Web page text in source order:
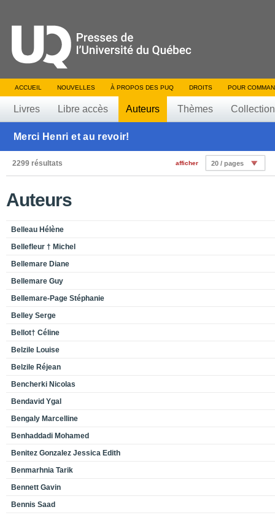
ACCUEIL NOUVELLES À PROPOS DES PUQ DROITS POUR
Livres Libre accès Auteurs Thèmes
Merci Henri et au revoir!
2299 résultats afficher 20 / pages
Auteurs
Belleau Hélène
Bellefleur † Michel
Bellemare Diane
Bellemare Guy
Bellemare-Page Stéphanie
Belley Serge
Bellot† Céline
Belzile Louise
Belzile Réjean
Bencherki Nicolas
Bendavid Ygal
Bengaly Marcelline
Benhaddadi Mohamed
Benitez Gonzalez Jessica Edith
Benmarhnia Tarik
Bennett Gavin
Bennis Saad